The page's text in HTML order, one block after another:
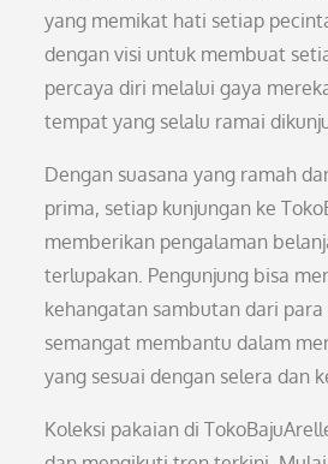
yang memikat hati setiap
dengan visi untuk membuat
percaya diri melalui gaya
tempat yang selalu ramai
Dengan suasana yang ramah
prima, setiap kunjungan ke
memberikan pengalaman
terlupakan. Pengunjung bisa
kehangatan sambutan dari
semangat membantu dalam
yang sesuai dengan selera dan
Koleksi pakaian di